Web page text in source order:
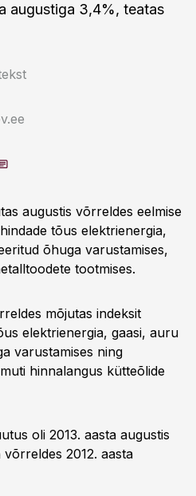
augustiga 3,4%, teatas
augustis võrreldes eelmise
tõus elektrienergia,
õhuga varustamises,
tootmises.
mõjutas indeksit
elektrienergia, gaasi, auru
varustamises ning
hinnalangus kütteõlide
oli 2013. aasta augustis
2012. aasta